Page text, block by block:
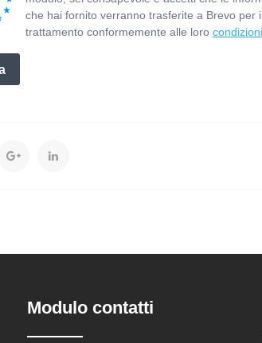
Modulo contatti